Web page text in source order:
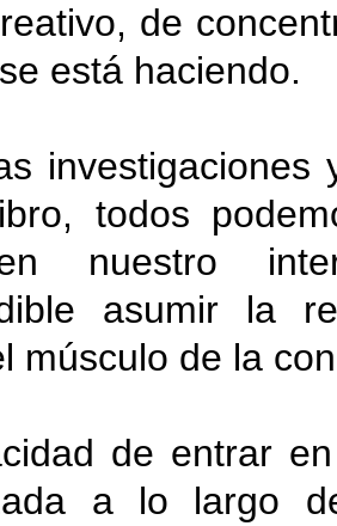
de
está haciendo.
investigaciones
todos
nuestro
asumir la
músculo de la
de entrar
a lo largo